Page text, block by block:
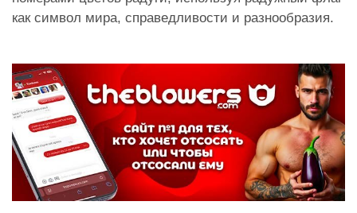
как символ мира, справедливости и разнообразия.